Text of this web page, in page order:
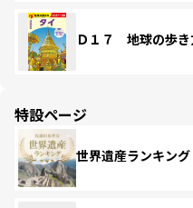
Ｄ１７ 地球の歩
特設ページ
世界遺産ランキング